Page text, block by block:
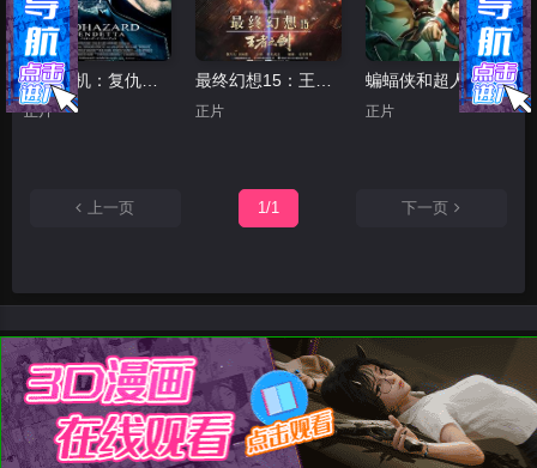
正片 正片
蝙蝠侠和超人：超凡双子之战
正片
上一页 1/1 下一页